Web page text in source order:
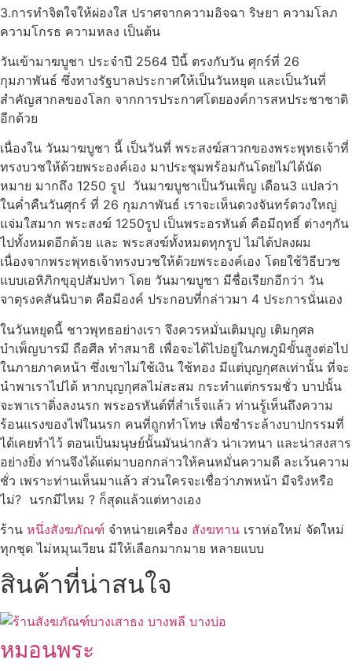
3.การทำจิตใจให้ผ่องใส ปราศจากความอิจฉา ริษยา ความโลภ
ความโกรธ ความหลง เป็นต้น
วันเข้ามาฆบูชา ประจำปี 2564 ปีนี้ ตรงกับวัน ศุกร์ที่ 26
กุมภาพันธ์ ซึ่งทางรัฐบาลประกาศให้เป็นวันหยุด และเป็นวันที่
สำคัญสากลของโลก จากการประกาศโดยองค์การสหประชาชาติ
อีกด้วย
เนื่องใน วันมาฆบูชา นี้ เป็นวันที่ พระสงฆ์สาวกของพระพุทธเจ้าที่
ทรงบวชให้ด้วยพระองค์เอง มาประชุมพร้อมกันโดยไม่ได้นัด
หมาย มากถึง 1250 รูป วันมาฆบูชาเป็นวันเพ็ญ เดือน3 แปลว่า
ในค่ำคืนวันศุกร์ ที่ 26 กุมภาพันธ์ เราจะเห็นดวงจันทร์ดวงใหญ่
แจ่มใสมาก พระสงฆ์ 1250รูป เป็นพระอรหันต์ คือมีฤทธิ์ ต่างๆกัน
ไปทั้งหมดอีกด้วย และ พระสงฆ์ทั้งหมดทุกรูป ไม่ได้ปลงผม
เนื่องจากพระพุทธเจ้าทรงบวชให้ด้วยพระองค์เอง โดยใช้วิธีบวช
แบบเอหิภิกขุอุปสัมปทา โดย วันมาฆบูชา มีชื่อเรียกอีกว่า วัน
จาตุรงคสันนิบาต คือมีองค์ ประกอบที่กล่าวมา 4 ประการนั่นเอง
ในวันหยุดนี้ ชาวพุทธอย่างเรา จึงควรหมั่นเติมบุญ เติมกุศล
บำเพ็ญบารมี ถือศีล ทำสมาธิ เพื่อจะได้ไปอยู่ในภพภูมิขั้นสูงต่อไป
ในภายภาคหน้า ซึ่งเขาไม่ใช้เงิน ใช้ทอง มีแต่บุญกุศลเท่านั้น ที่จะ
นำพาเราไปได้ หากบุญกุศลไม่สะสม กระทำแต่กรรมชั่ว บาปนั้น
จะพาเราดิ่งลงนรก พระอรหันต์ที่สำเร็จแล้ว ท่านรู้เห็นถึงความ
ร้อนแรงของไฟในนรก คนที่ถูกทำโทษ เพื่อชำระล้างบาปกรรมที่
ได้เคยทำไว้ ตอนเป็นมนุษย์นั้นมันน่ากลัว น่าเวทนา และน่าสงสาร
อย่างยิ่ง ท่านจึงได้แต่มาบอกกล่าวให้คนหมั่นความดี ละเว้นความ
ชั่ว เพราะท่านเห็นมาแล้ว ส่วนใครจะเชื่อว่าภพหน้า มีจริงหรือ
ไม่? นรกมีไหม ? ก็สุดแล้วแต่ทางเอง
ร้าน หนึ่งสังฆภัณฑ์ จำหน่ายเครื่อง สังฆทาน เราห่อใหม่ จัดใหม่
ทุกชุด ไม่หมุนเวียน มีให้เลือกมากมาย หลายแบบ
สินค้าที่น่าสนใจ
หมอนพระ